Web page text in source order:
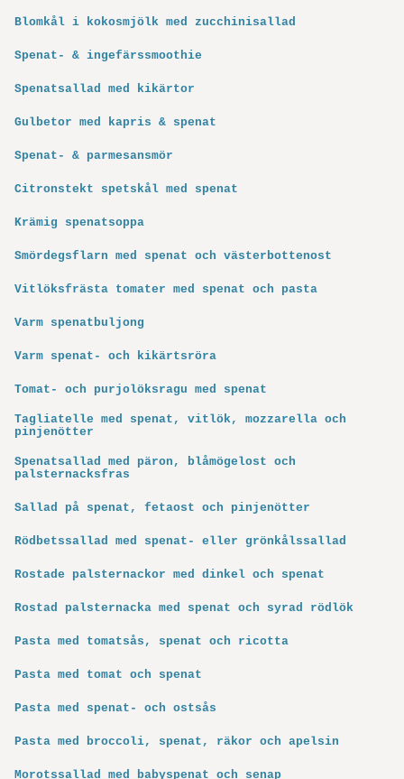
Blomkål i kokosmjölk med zucchinisallad
Spenat- & ingefärssmoothie
Spenatsallad med kikärtor
Gulbetor med kapris & spenat
Spenat- & parmesansmör
Citronstekt spetskål med spenat
Krämig spenatsoppa
Smördegsflarn med spenat och väster­bottenost
Vitlöksfrästa tomater med spenat och pasta
Varm spenatbuljong
Varm spenat- och kikärtsröra
Tomat- och purjolöksragu med spenat
Tagliatelle med spenat, vitlök, mozzarella och
pinjenötter
Spenatsallad med päron, blåmögelost och
palsternacksfras
Sallad på spenat, fetaost och pinjenötter
Rödbetssallad med spenat- eller grönkålssallad
Rostade palsternackor med dinkel och spenat
Rostad palsternacka med spenat och syrad rödlök
Pasta med tomatsås, spenat och ricotta
Pasta med tomat och spenat
Pasta med spenat- och ostsås
Pasta med broccoli, spenat, räkor och apelsin
Morotssallad med babyspenat och senap